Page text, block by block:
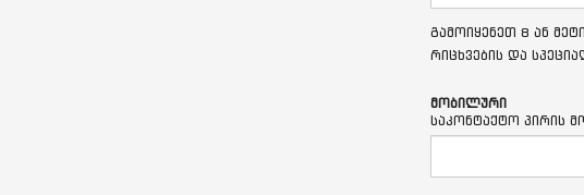
გამოიყენეთ 8 ან
რიცხვების და
მობილური
საკონტაქტო პირის